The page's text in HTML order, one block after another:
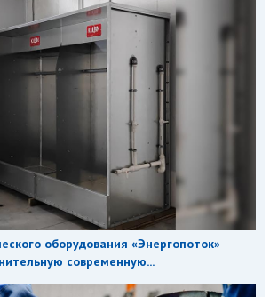
оборудования «Энергопоток»
современную...